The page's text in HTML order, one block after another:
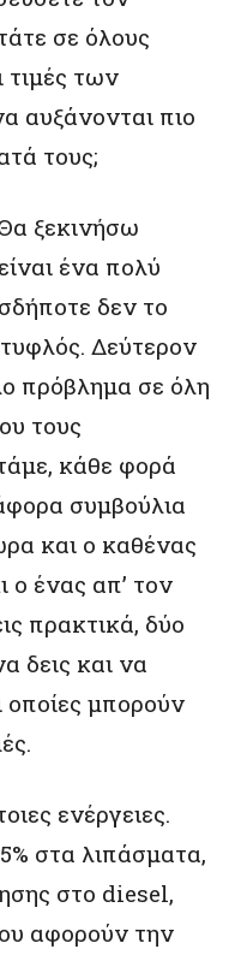
σε όλους
τιμές των
αυξάνονται πιο
τους;
ξεκινήσω
ένα πολύ
δεν το
Δεύτερον
πρόβλημα σε όλη
τους
κάθε φορά
συμβούλια
και ο καθένας
ο ένας απ’ τον
πρακτικά, δύο
δεις και να
οποίες μπορούν
ενέργειες.
στα λιπάσματα,
στο diesel,
αφορούν την